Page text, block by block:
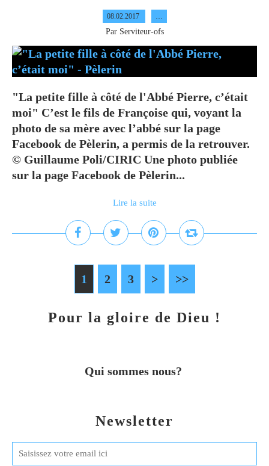
08.02.2017 …
Par Serviteur-ofs
"La petite fille à côté de l'Abbé Pierre, c’était
moi" C’est le fils de Françoise qui, voyant la
photo de sa mère avec l’abbé sur la page
Facebook de Pèlerin, a permis de la retrouver.
© Guillaume Poli/CIRIC Une photo publiée
sur la page Facebook de Pèlerin...
Lire la suite
1 2 3 > >>
Newsletter
Pour la gloire de Dieu !
Qui sommes nous?